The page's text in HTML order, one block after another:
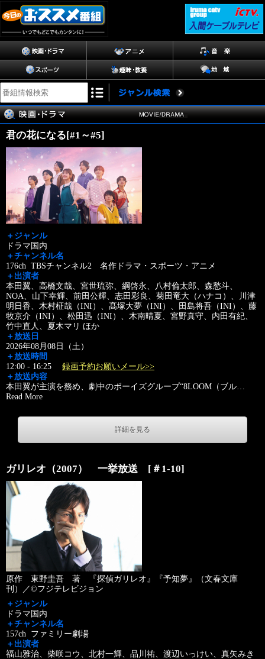
君の花になる[#1～#5]
＋ジャンル
ドラマ国内
＋チャンネル名
176ch TBSチャンネル2 名作ドラマ・スポーツ・アニメ
＋出演者
本田翼、高橋文哉、宮世琉弥、綱啓永、八村倫太郎、森愁斗、
NOA、山下幸輝、前田公輝、志田彩良、菊田竜大（ハナコ）、川津
明日香、木村柾哉（INI）、髙塚大夢（INI）、田島将吾（INI）、藤
牧京介（INI）、松田迅（INI）、木南晴夏、宮野真守、内田有紀、
竹中直人、夏木マリ ほか
＋放送日
2026年08月08日（土）
＋放送時間
12:00 - 16:25 録画予約お願いメール>>
＋放送内容
本田翼が主演を務め、劇中のボーイズグループ“8LOOM（ブル…
Read More
詳細を見る
ガリレオ（2007） 一挙放送 [＃1-10]
原作 東野圭吾 著 『探偵ガリレオ』『予知夢』（文春文庫
刊）／©フジテレビジョン
＋ジャンル
ドラマ国内
＋チャンネル名
157ch ファミリー劇場
＋出演者
福山雅治、柴咲コウ、北村一輝、品川祐、渡辺いっけい、真矢みき